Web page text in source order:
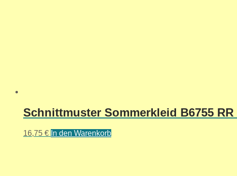
Schnittmuster Sommerkleid B6755
16,75 € In den Warenkorb